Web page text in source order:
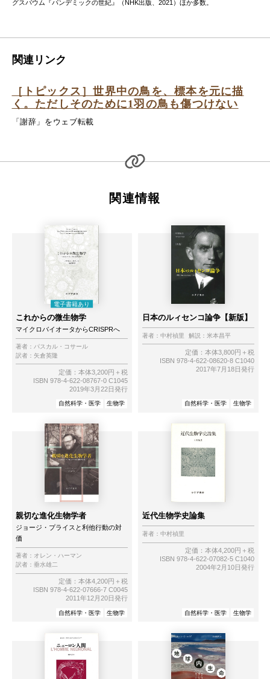
グスバウム『パンデミックの世紀』（NHK出版、2021）ほか多数。
関連リンク
［トピックス］世界中の鳥を、標本を元に描
く。ただしそのために1羽の鳥も傷つけない
「謝辞」をウェブ転載
関連情報
これからの微生物学
マイクロバイオータからCRISPRへ
著者： パスカル・コサール
訳者： 矢倉英隆
定価：本体3,200円＋税
ISBN 978-4-622-08767-0 C1045
2019年3月22日発行
自然科学・医学 生物学
日本のルィセンコ論争【新版】
著者： 中村禎里 解説： 米本昌平
定価：本体3,800円＋税
ISBN 978-4-622-08620-8 C1040
2017年7月18日発行
自然科学・医学 生物学
親切な進化生物学者
ジョージ・プライスと利他行動の対
価
著者： オレン・ハーマン
訳者： 垂水雄二
定価：本体4,200円＋税
ISBN 978-4-622-07666-7 C0045
2011年12月20日発行
自然科学・医学 生物学
近代生物学史論集
著者： 中村禎里
定価：本体4,200円＋税
ISBN 978-4-622-07082-5 C1040
2004年2月10日発行
自然科学・医学 生物学